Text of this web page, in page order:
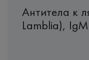
Антитела к
Lamblia),